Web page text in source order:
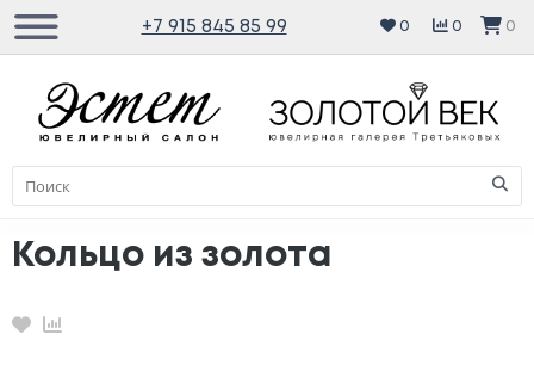
+7 915 845 85 99 0 0 0
Кольцо из золота
Избранное
Сравнение